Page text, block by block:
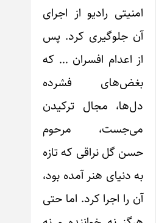
امنیتی رادیو از اجرای
آن جلوگیری کرد. پس
از اعدام افسران … که
بغض‌های فشرده
دل‌ها‌، مجال ترکیدن
می‌جست، مرحوم
حسن گل نراقی که تازه
به دنیای هنر آمده بود،
آن را اجرا کرد. اما حتی